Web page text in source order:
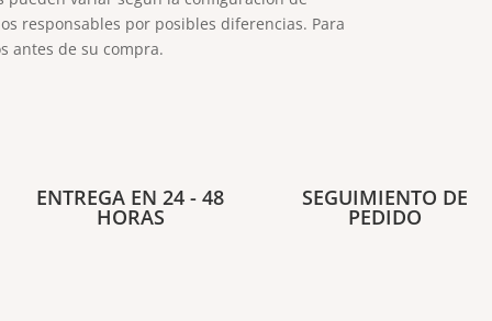
responsables por posibles diferencias. Para
antes de su compra.
ENTREGA EN 24 - 48
HORAS
SEGUIMIENTO DE
PEDIDO